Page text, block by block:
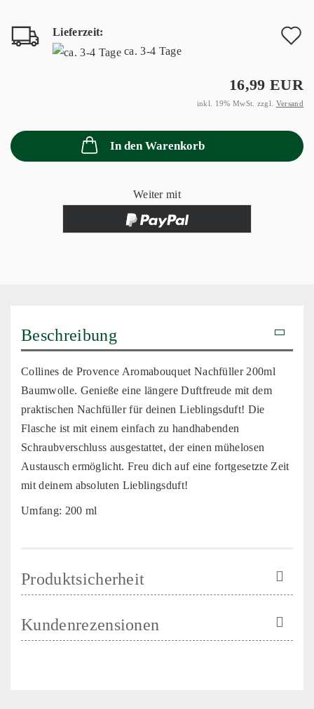
Lieferzeit:
ca. 3-4 Tage
16,99 EUR
inkl. 19% MwSt. zzgl. Versand
In den Warenkorb
Weiter mit
Beschreibung
Collines de Provence Aromabouquet Nachfüller 200ml
Baumwolle. Genieße eine längere Duftfreude mit dem
praktischen Nachfüller für deinen Lieblingsduft! Die
Flasche ist mit einem einfach zu handhabenden
Schraubverschluss ausgestattet, der einen mühelosen
Austausch ermöglicht. Freu dich auf eine fortgesetzte Zeit
mit deinem absoluten Lieblingsduft!
Umfang: 200 ml
Produktsicherheit
Kundenrezensionen